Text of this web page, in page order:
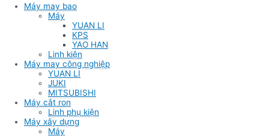
Máy may bao
Máy
YUAN LI
KPS
YAO HAN
Linh kiện
Máy may công nghiệp
YUAN LI
JUKI
MITSUBISHI
Máy cắt ron
Linh phụ kiện
Máy xây dựng
Máy